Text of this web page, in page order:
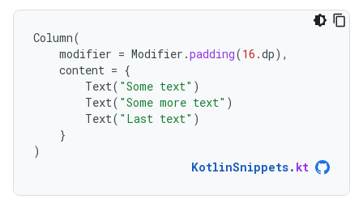
Column(
modifier = Modifier .padding(16.dp),
content = {
Text( "Some text" )
Text( "Some more text" )
Text( "Last text" )
}
)
KotlinSnippets. kt